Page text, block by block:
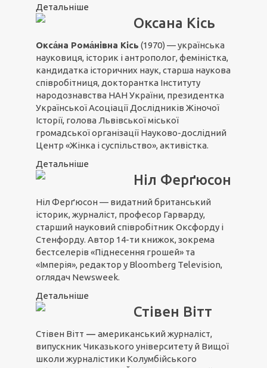
Детальніше
Оксана Кісь
Окса́на Рома́нівна Кісь (1970) — українська
науковиця, історик і антрополог, феміністка,
кандидатка історичних наук, старша наукова
співробітниця, докторантка Інституту
народознавства НАН України, президентка
Української Асоціації Дослідників Жіночої
Історії, голова Львівської міської
громадської організації Науково-дослідний
Центр «Жінка і суспільство», активістка.
Детальніше
Ніл Ферґюсон
Ніл Ферґюсон — видатний британський
історик, журналіст, професор Гарварду,
старший науковий співробітник Оксфорду і
Стенфорду. Автор 14-ти книжок, зокрема
бестселерів «Піднесення грошей» та
«Імперія», редактор у Bloomberg Television,
оглядач Newsweek.
Детальніше
Стівен Вітт
Стівен Вітт ― американський журналіст,
випускник Чиказького університету й Вищої
школи журналістики Колумбійського